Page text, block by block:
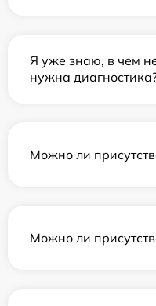
Я уже знаю, в чем
нужна
Можно ли
Можно ли